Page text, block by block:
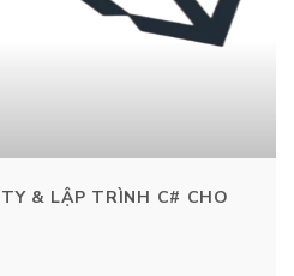
& LẬP TRÌNH C# CHO